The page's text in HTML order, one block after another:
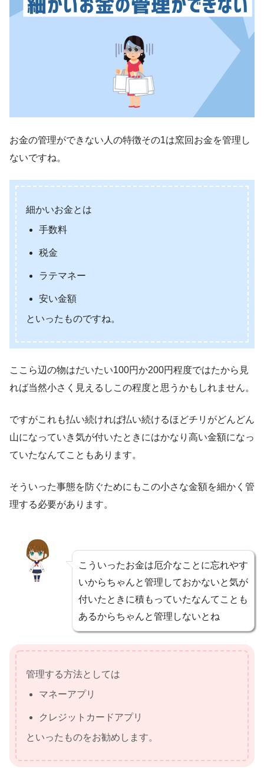
お金の管理ができない人の特徴その1は窯回お金を管理し
ないですね。
細かいお金とは
手数料
税金
ラテマネー
安い金額
といったものですね。
ここら辺の物はだいたい100円か200円程度ではたから見
れば当然小さく見えるしこの程度と思うかもしれません。
ですがこれも払い続ければ払い続けるほどチリがどんどん
山になっていき気が付いたときにはかなり高い金額になっ
ていたなんてこともあります。
そういった事態を防ぐためにもこの小さな金額を細かく管
理する必要があります。
こういったお金は厄介なことに忘れやす
いからちゃんと管理しておかないと気が
付いたときに積もっていたなんてことも
あるからちゃんと管理しないとね
管理する方法としては
マネーアプリ
クレジットカードアプリ
といったものをお勧めします。